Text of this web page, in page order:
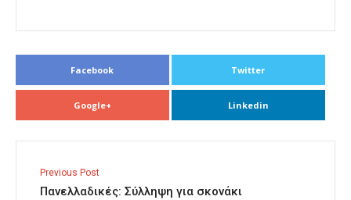
Facebook Twitter
Google+ Linkedin
Previous Post
Πανελλαδικές: Σύλληψη για σκονάκι